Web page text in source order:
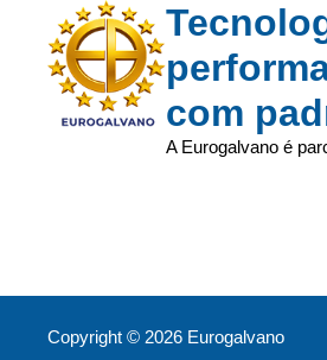
com
A Eurogalvano é
Copyright © 2026 Eurogalvano